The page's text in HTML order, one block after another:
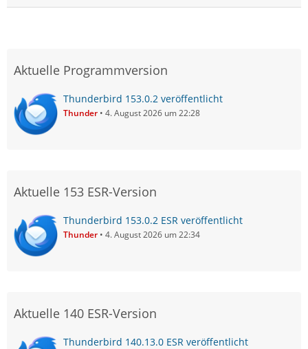
Aktuelle Programmversion
Thunderbird 153.0.2 veröffentlicht
Thunder 4. August 2026 um 22:28
Aktuelle 153 ESR-Version
Thunderbird 153.0.2 ESR veröffentlicht
Thunder 4. August 2026 um 22:34
Aktuelle 140 ESR-Version
Thunderbird 140.13.0 ESR veröffentlicht